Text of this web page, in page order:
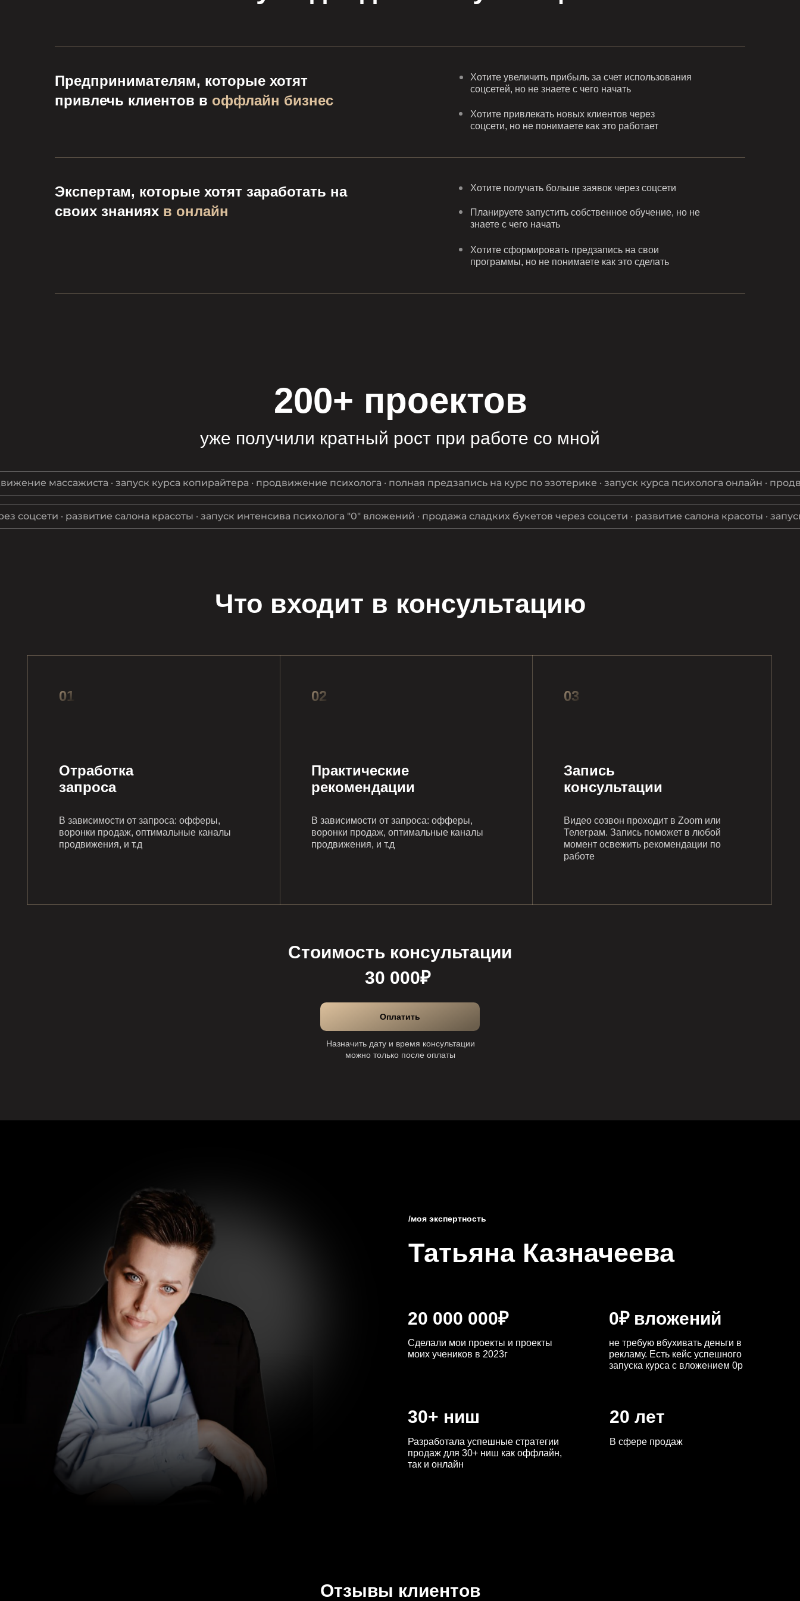
Предпринимателям, которые хотят
привлечь клиентов в оффлайн бизнес
Хотите увеличить прибыль за счет использования
соцсетей, но не знаете с чего начать
Хотите привлекать новых клиентов через
соцсети, но не понимаете как это работает
Экспертам, которые хотят заработать на
своих знаниях в онлайн
Хотите получать больше заявок через соцсети
Хотите сформировать предзапись на свои
программы, но не понимаете как это сделать
Планируете запустить собственное обучение, но не
знаете с чего начать
200+ проектов
уже получили кратный рост при работе со мной
массажиста · запуск курса копирайтера · продвижение психолога · полная предзапись на курс по эзотерике · запуск курса психолога онлайн ·
соцсети · развитие салона красоты · запуск интенсива психолога "0" вложений · продажа сладких букетов через соцсети · развитие салона красоты ·
Что входит в консультацию
01
Отработка
запроса
В зависимости от запроса: офферы,
воронки продаж, оптимальные каналы
продвижения, и т.д
02
Практические
рекомендации
В зависимости от запроса: офферы,
воронки продаж, оптимальные каналы
продвижения, и т.д
03
Запись
консультации
Видео созвон проходит в Zoom или
Телеграм. Запись поможет в любой
момент освежить рекомендации по
работе
Стоимость консультации
30 000₽
Оплатить
Назначить дату и время консультации
можно только после оплаты
20 000 000₽
Сделали мои проекты и проекты
моих учеников в 2023г
0₽ вложений
не требую вбухивать деньги в
рекламу. Есть кейс успешного
запуска курса с вложением 0р
30+ ниш
Разработала успешные стратегии
продаж для 30+ ниш как оффлайн,
так и онлайн
20 лет
В сфере продаж
/моя экспертность
Татьяна Казначеева
Отзывы клиентов